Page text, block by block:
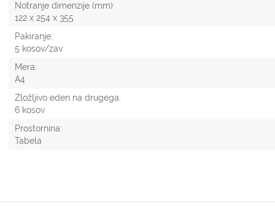
Notranje dimenzije (mm):
122 x 254 x 355
Pakiranje:
5 kosov/zav
Mera:
A4
Zložljivo eden na drugega:
6 kosov
Prostornina:
Tabela